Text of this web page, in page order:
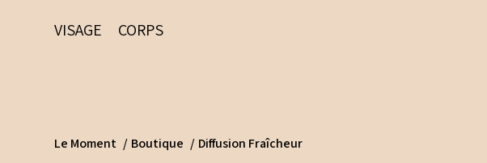
VISAGE CORPS
Le Moment / Boutique / Diffusion Fraîcheur